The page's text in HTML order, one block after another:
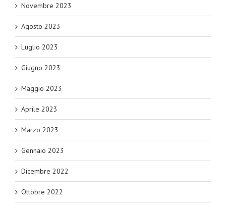
Novembre 2023
Agosto 2023
Luglio 2023
Giugno 2023
Maggio 2023
Aprile 2023
Marzo 2023
Gennaio 2023
Dicembre 2022
Ottobre 2022